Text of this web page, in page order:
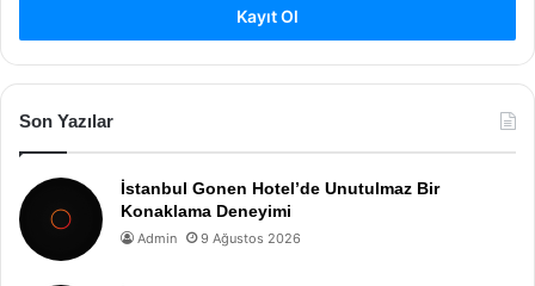
Kayıt Ol
Son Yazılar
İstanbul Gonen Hotel’de Unutulmaz Bir
Konaklama Deneyimi
Admin 9 Ağustos 2026